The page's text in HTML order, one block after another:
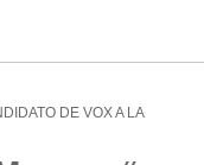
DE VOX A LA